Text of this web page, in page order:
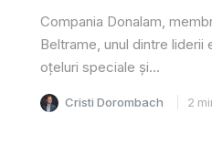
Compania Donalam,
Beltrame, unul dintre liderii
oțeluri speciale și...
Cristi Dorombach 2